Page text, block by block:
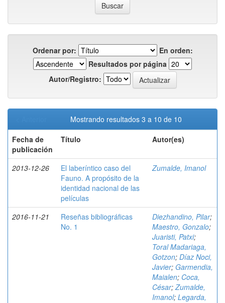
Ordenar por:
En orden:
Resultados por página
Autor/Registro:
Mostrando resultados 3 a 10 de 10
Fecha de
publicación
Título Autor(es)
2013-12-26
El laberíntico caso del
Fauno. A propósito de la
identidad nacional de las
películas
Zumalde, Imanol
2016-11-21
Reseñas bibliográficas
No. 1
Diezhandino, Pilar;
Maestro, Gonzalo;
Juaristi, Patxi;
Toral Madariaga,
Gotzon; Díaz Noci,
Javier; Garmendia,
Maialen; Coca,
César;Zumalde,
Imanol; Legarda,